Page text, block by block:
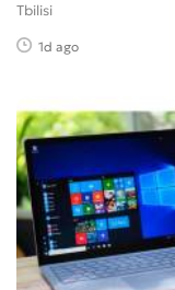
Tbilisi
1d ago